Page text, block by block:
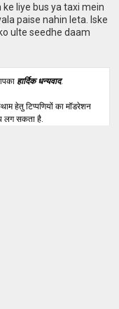
liye bus ya taxi mein
paise nahin leta. Iske
ulte seedhe daam
हार्दिक धन्यवाद.
हेतु टिप्पणियों का मॉडरेशन
लग सकता है.